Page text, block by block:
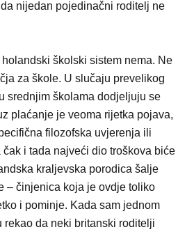
nijedan pojedinačni roditelj ne
školski sistem nema. Ne
za škole. U slučaju prevelikog
srednjim školama dodjeljuju se
plaćanje je veoma rijetka pojava,
filozofska uvjerenja ili
i tada najveći dio troškova biće
kraljevska porodica šalje
– činjenica koja je ovdje toliko
i pominje. Kada sam jednom
rekao da neki britanski roditelji